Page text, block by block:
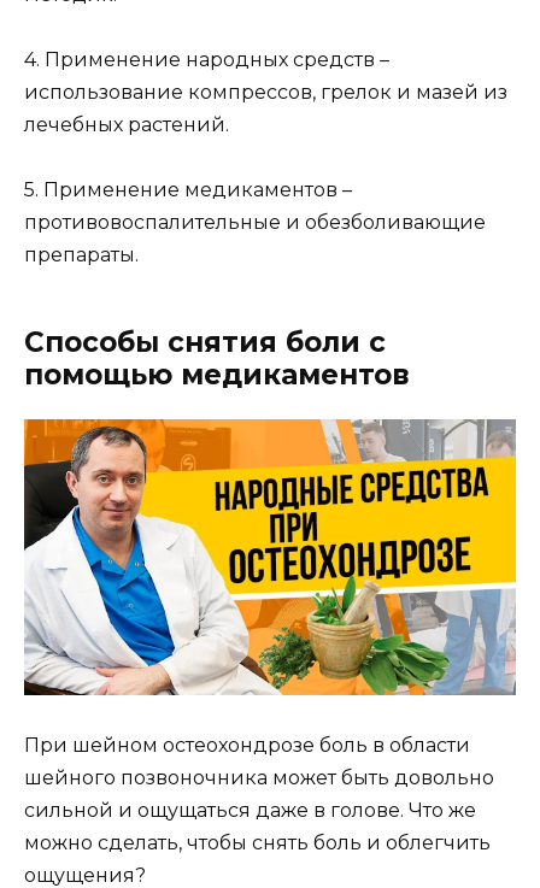
4. Применение народных средств –
использование компрессов, грелок и мазей из
лечебных растений.
5. Применение медикаментов –
противовоспалительные и обезболивающие
препараты.
Способы снятия боли с
помощью медикаментов
При шейном остеохондрозе боль в области
шейного позвоночника может быть довольно
сильной и ощущаться даже в голове. Что же
можно сделать, чтобы снять боль и облегчить
ощущения?